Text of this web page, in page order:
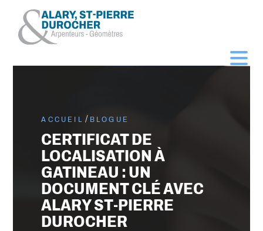
ACCUEIL / BLOGUE
CERTIFICAT DE
LOCALISATION À
GATINEAU : UN
DOCUMENT CLÉ AVEC
ALARY ST-PIERRE
DUROCHER